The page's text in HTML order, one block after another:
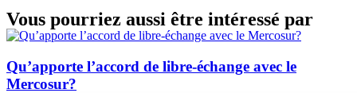
Vous pourriez aussi être intéressé par
Qu’apporte l’accord de libre-échange avec le
Mercosur?